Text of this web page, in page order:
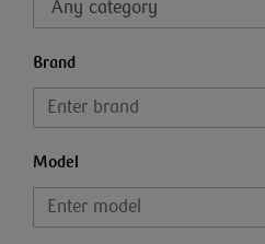
Brand
Model